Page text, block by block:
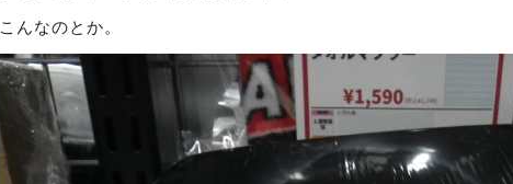
こんなのとか。